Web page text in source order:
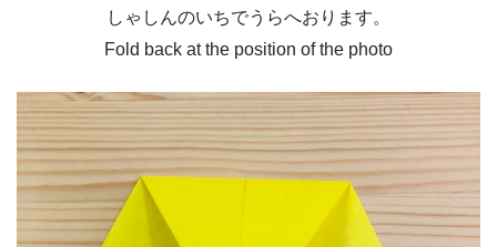
しゃしんのいちでうらへおります。
Fold back at the position of the photo